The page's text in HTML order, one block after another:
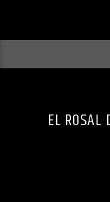
EL ROSAL